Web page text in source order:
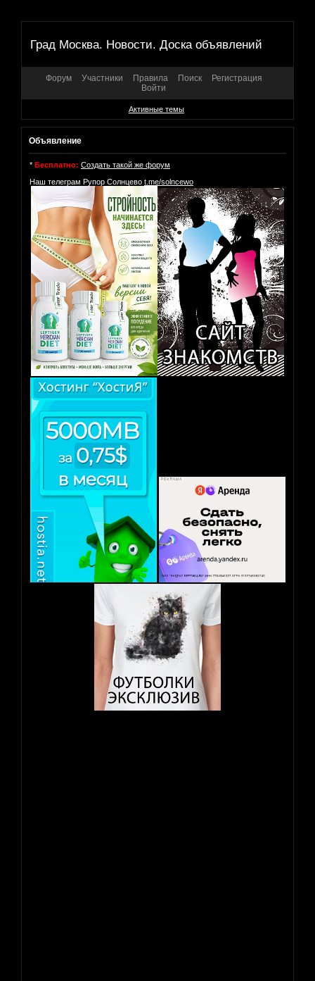
Град Москва. Новости. Доска объявлений
Форум Участники Правила Поиск
Регистрация
Войти
Активные темы
Объявление
* Бесплатно: Создать такой же форум
Наш телеграм Рупор Солнцево t.me/solncewo